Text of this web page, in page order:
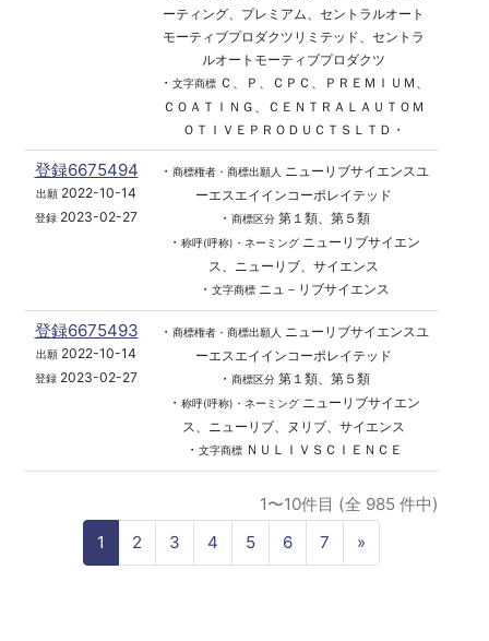
ーティング、プレミアム、セントラルオート
モーティブプロダクツリミテッド、セントラ
ルオートモーティブプロダクツ
・ 文字商標Ｃ、Ｐ、ＣＰＣ、ＰＲＥＭＩＵＭ、
ＣＯＡＴＩＮＧ、ＣＥＮＴＲＡＬＡＵＴＯＭ
ＯＴＩＶＥＰＲＯＤＵＣＴＳＬＴＤ・
登録6675494
出願 2022-10-14
登録 2023-02-27
・ 商標権者・商標出願人
ニューリブサイエンスユ
ーエスエイインコーポレイテッド
・ 商標区分第１類、第５類
・ 称呼(呼称)・ネーミングニューリブサイエン
ス、ニューリブ、サイエンス
・ 文字商標ニュ－リブサイエンス
登録6675493
出願 2022-10-14
登録 2023-02-27
・ 商標権者・商標出願人
ニューリブサイエンスユ
ーエスエイインコーポレイテッド
・ 商標区分第１類、第５類
・ 称呼(呼称)・ネーミングニューリブサイエン
ス、ニューリブ、ヌリブ、サイエンス
・ 文字商標ＮＵＬＩＶＳＣＩＥＮＣＥ
1〜10件目 (全 985 件中)
1
2 3 4 5 6 7 »
e